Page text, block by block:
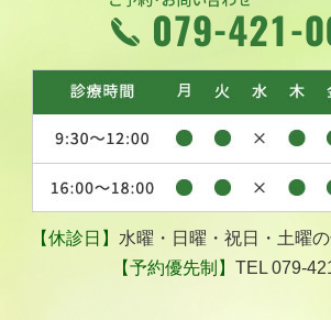
【休診日】 水曜・日曜・祝日・土曜
【予約優先制】 TEL 079-